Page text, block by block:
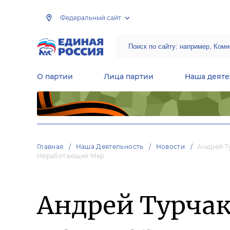
Федеральный сайт
О партии Лица партии Наша
Главная Наша Деятельность Новости
Андрей
Неработающих Мер
Андрей